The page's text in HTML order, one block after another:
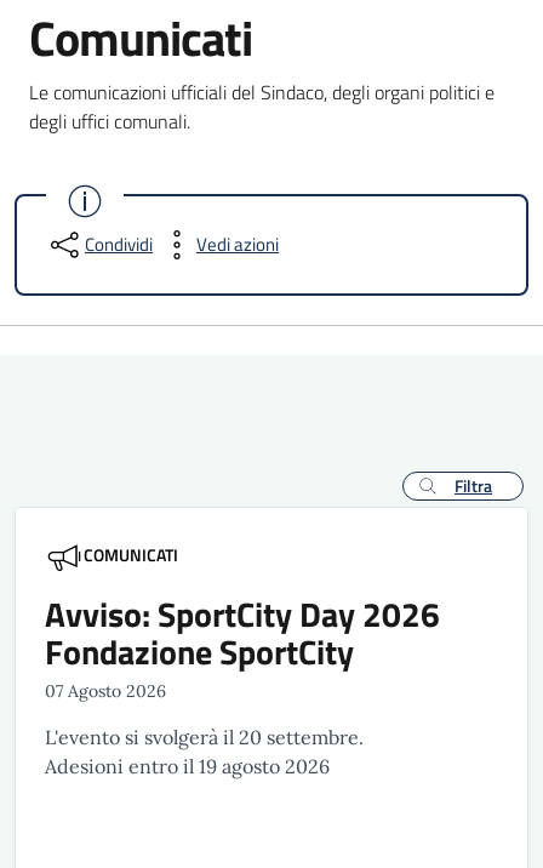
Comunicati
Le comunicazioni ufficiali del Sindaco, degli organi politici e
degli uffici comunali.
Condividi Vedi azioni
Filtra
COMUNICATI
Avviso: SportCity Day 2026
Fondazione SportCity
07 Agosto 2026
L'evento si svolgerà il 20 settembre.
Adesioni entro il 19 agosto 2026